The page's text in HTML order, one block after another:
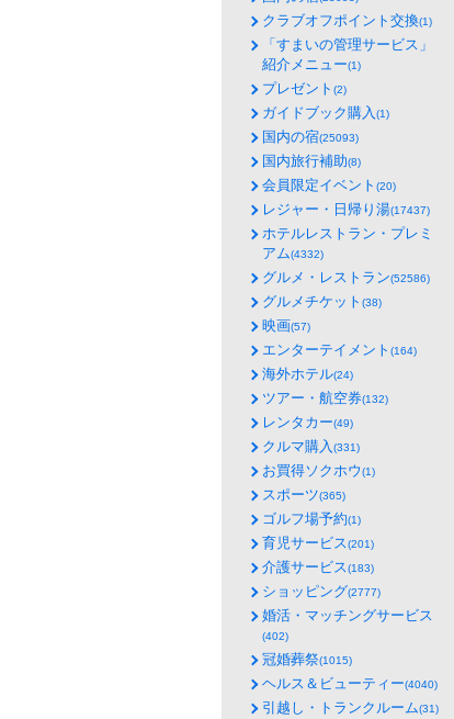
クラブオフポイント交換(1)
「すまいの管理サービス」
紹介メニュー(1)
プレゼント (2)
ガイドブック購入(1)
国内の宿(25093)
国内旅行補助(8)
会員限定イベント (20)
レジャー・日帰り湯(17437)
ホテルレストラン・プレミ
アム(4332)
グルメ・レストラン(52586)
グルメチケット (38)
映画(57)
エンターテイメント (164)
海外ホテル(24)
ツアー・航空券(132)
レンタカー(49)
クルマ購入(331)
お買得ソクホウ(1)
スポーツ(365)
ゴルフ場予約(1)
育児サービス(201)
介護サービス(183)
ショッピング(2777)
婚活・マッチングサービス
(402)
冠婚葬祭(1015)
ヘルス＆ビューティー(4040)
引越し・トランクルーム(31)